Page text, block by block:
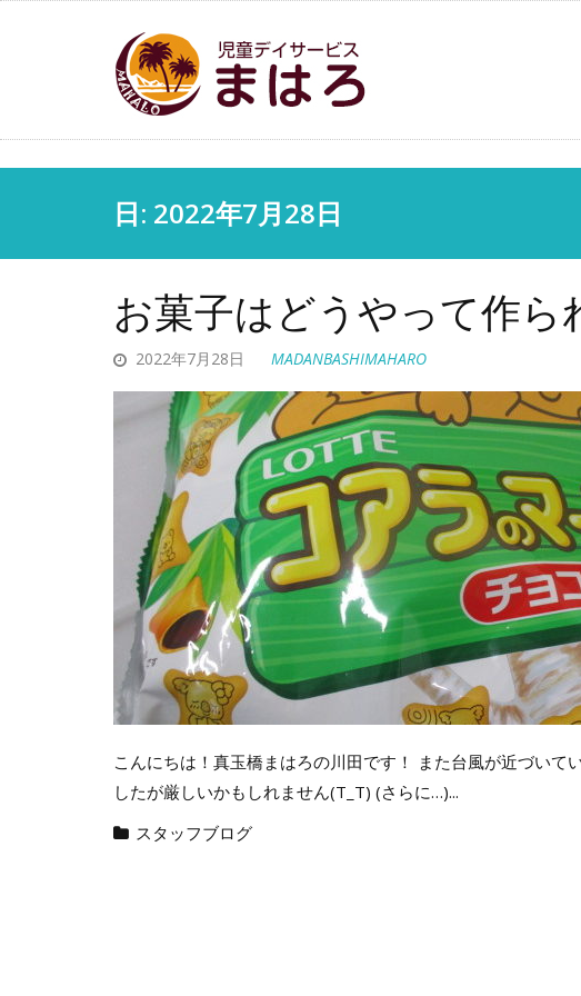
日: 2022年7月28日
お菓子はどうやって作ら
2022年7月28日 MADANBASHIMAHARO
こんにちは！真玉橋まはろの川田です！ また台風が近づいて
したが厳しいかもしれません(T_T) (さらに…)...
スタッフブログ